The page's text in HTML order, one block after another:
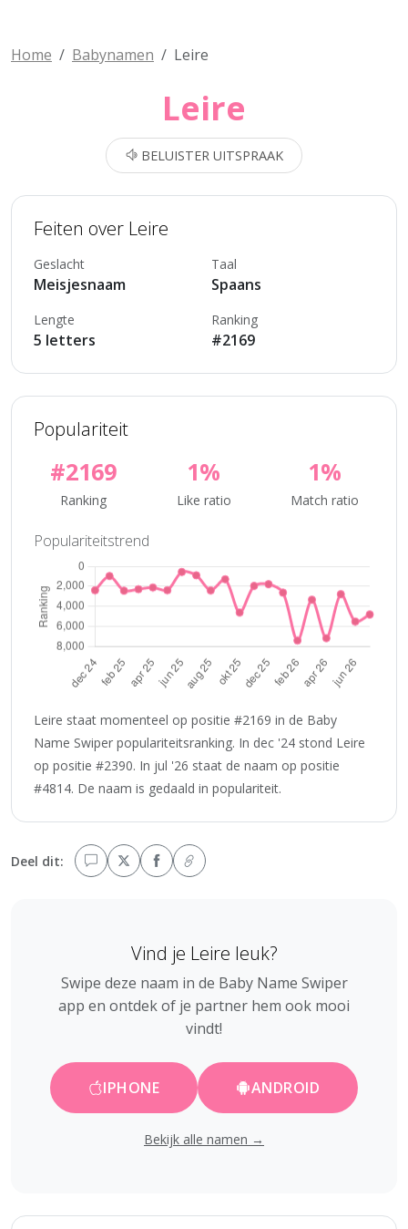
Home Babynamen Leire
Leire
BELUISTER UITSPRAAK
Feiten over Leire
Geslacht
Meisjesnaam
Taal
Spaans
Lengte
5 letters
Ranking
#2169
Populariteit
#2169
Ranking
1%
Like ratio
1%
Match ratio
Populariteitstrend
Leire staat momenteel op positie #2169 in de Baby
Name Swiper populariteitsranking. In dec '24 stond Leire
op positie #2390. In jul '26 staat de naam op positie
#4814. De naam is gedaald in populariteit.
Deel dit:
Vind je Leire leuk?
Swipe deze naam in de Baby Name Swiper
app en ontdek of je partner hem ook mooi
vindt!
IPHONE ANDROID
Bekijk alle namen →